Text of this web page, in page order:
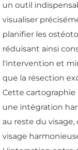
un outil
visualiser
planifier les
réduisant ainsi
l'intervention et
que la résection
Cette
une intégration
au reste du
visage